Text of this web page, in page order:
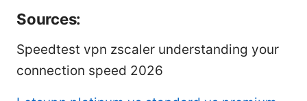
Sources:
Speedtest vpn zscaler understanding your
connection speed 2026